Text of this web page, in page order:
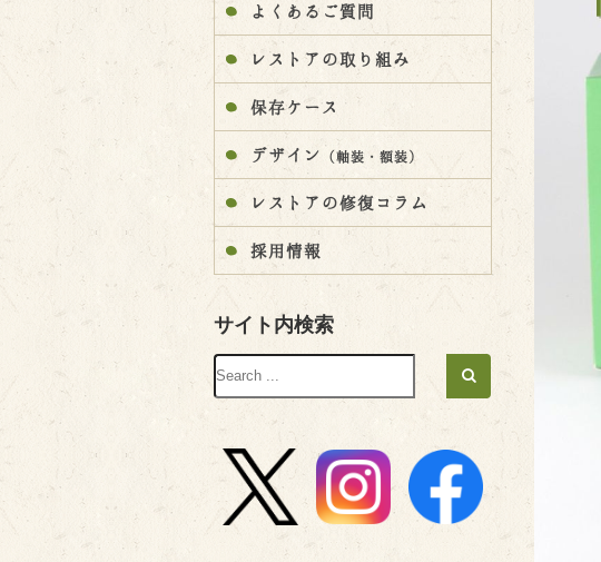
よくあるご質問
レストアの取り組み
保存ケース
デザイン （軸装・額装）
レストアの修復コラム
採用情報
サイト内検索